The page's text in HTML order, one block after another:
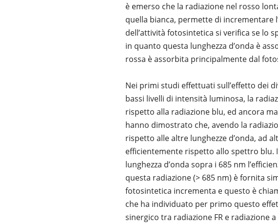
è emerso che la radiazione nel rosso
quella bianca, permette di incrementare
dell’attività fotosintetica si verifica se lo
in quanto questa lunghezza d’onda è
rossa è assorbita principalmente dal
Nei primi studi effettuati sull’effetto dei
bassi livelli di intensità luminosa, la
rispetto alla radiazione blu, ed ancora
hanno dimostrato che, avendo la
rispetto alle altre lunghezze d’onda, ad
efficientemente rispetto allo spettro
lunghezza d’onda sopra i 685 nm
questa radiazione (> 685 nm) è fornita
fotosintetica incrementa e questo è
che ha individuato per primo questo
sinergico tra radiazione FR e radiazione